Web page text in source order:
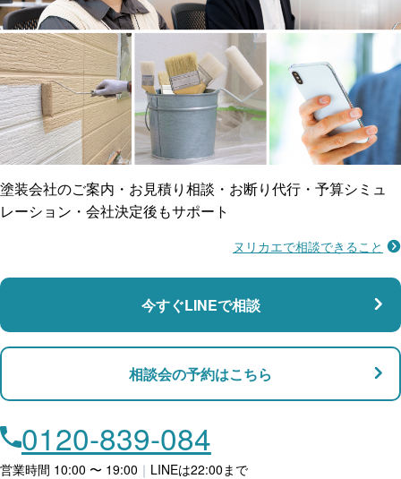
工事保険
ご近所トラブルに
賠償保険
支払い対応
ローン利用
雨漏り修繕
防水工事
マンション・アパート対応
店舗・事務所対応
塗装会社のご案内・お見積り相談・お断り代行・予算シミュ
レーション・会社決定後もサポート
ヌリカエで相談できること
今すぐLINEで相談
相談会の予約はこちら
0120-839-084
営業時間 10:00 〜 19:00 ｜ LINEは22:00まで